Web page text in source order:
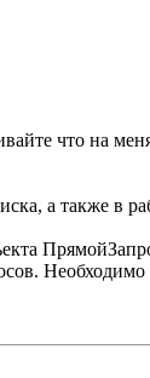
что на
а также в